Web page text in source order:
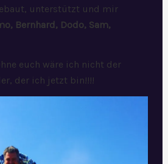
unterstützt und mir
Bernhard, Dodo, Sam,
euch wäre ich nicht der
der ich jetzt bin!!!!